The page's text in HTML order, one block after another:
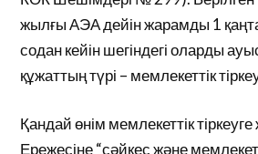
жылғы АЭА дейін жарамды 1
содан кейін шегіндегі оларды
құжаттың түрі – мемлекеттік
Қандай өнім мемлекеттік
Ережесіне “сәйкес және